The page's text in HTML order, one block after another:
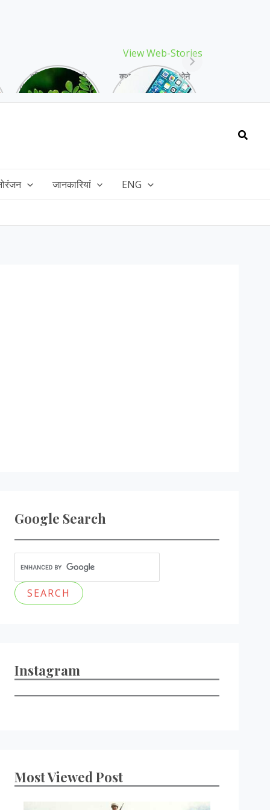
View Web-Stories
गर्मियों में मिलने वाले
drumstick गुणों की खान
क्या storage full होने
के बाद मोबाइल हो रहा है
जानकारियां ENG
Google Search
Instagram
Most Viewed Post